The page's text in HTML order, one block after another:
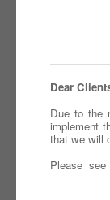
Dear
Due to the
implement
that we will
Please